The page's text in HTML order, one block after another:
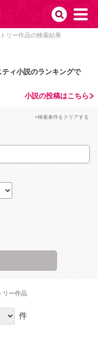
リー作品の検索結果
ィ小説のランキングで
小説の投稿はこちら
×検索条件をクリアする
リー作品
件